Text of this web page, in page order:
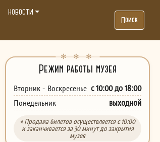
НОВОСТИ
Поиск
Режим работы музея
Вторник - Воскресенье с 10:00 до 18:00
Понедельник выходной
* Продажа билетов осуществляется с 10:00
и заканчивается за 30 минут до закрытия
музея